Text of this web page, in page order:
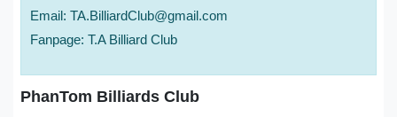
Email: TA.BilliardClub@gmail.com
Fanpage: T.A Billiard Club
PhanTom Billiards Club